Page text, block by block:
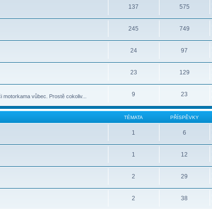
137 575
245 749
24 97
23 129
vůbec. Prostě cokoliv...
9 23
TÉMATA PŘÍSPĚVKY
1 6
1 12
2 29
2 38